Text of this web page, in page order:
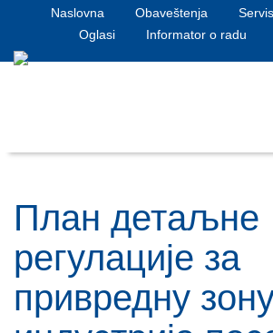
Naslovna Obaveštenja
Oglasi
Informator o radu
План детаљне
регулације за
привредну